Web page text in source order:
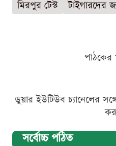
মিরপুর টেস্ট
টাইগারদের
ডুয়ার ইউটিউব চ্যানেলের
সর্বোচ্চ পঠিত